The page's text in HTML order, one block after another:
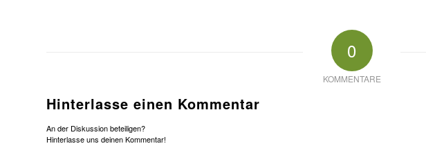
0
KOMMENTARE
Hinterlasse einen Kommentar
An der Diskussion beteiligen?
Hinterlasse uns deinen Kommentar!